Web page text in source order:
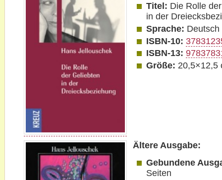
Titel: Die Rolle
in der
Sprache: Deutsch
ISBN-10:
ISBN-13:
Größe: 20,5×12,5
Ältere Ausgabe:
Gebundene
Seiten